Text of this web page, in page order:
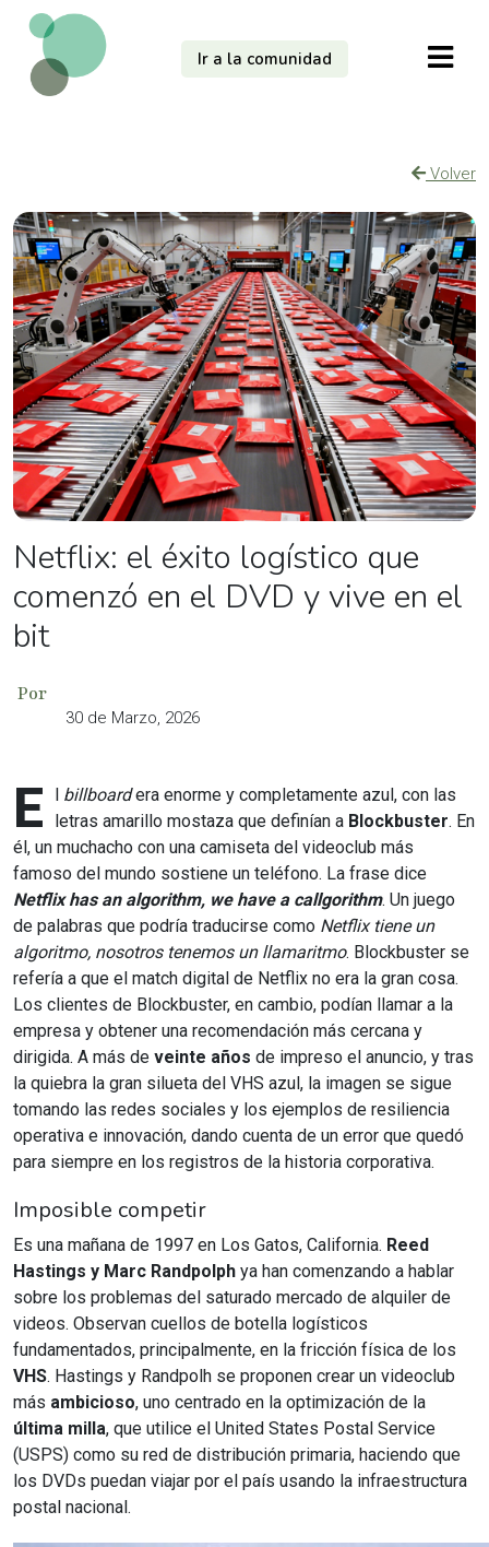
Ir a la comunidad
Volver
Netflix: el éxito logístico que
comenzó en el DVD y vive en el
bit
Por
30 de Marzo, 2026
E l billboardera enorme y completamente azul, con las
letras amarillo mostaza que definían a Blockbuster. En
él, un muchacho con una camiseta del videoclub más
famoso del mundo sostiene un teléfono. La frase dice
Netflix has an algorithm, we have a callgorithm. Un juego
de palabras que podría traducirse como Netflix tiene un
algoritmo, nosotros tenemos un llamaritmo. Blockbuster se
refería a que el match digital de Netflix no era la gran cosa.
Los clientes de Blockbuster, en cambio, podían llamar a la
empresa y obtener una recomendación más cercana y
dirigida. A más de veinte años de impreso el anuncio, y tras
la quiebra la gran silueta del VHS azul, la imagen se sigue
tomando las redes sociales y los ejemplos de resiliencia
operativa e innovación, dando cuenta de un error que quedó
para siempre en los registros de la historia corporativa.
Imposible competir
Es una mañana de 1997 en Los Gatos, California. Reed
Hastings y Marc Randpolph ya han comenzando a hablar
sobre los problemas del saturado mercado de alquiler de
videos. Observan cuellos de botella logísticos
fundamentados, principalmente, en la fricción física de los
VHS. Hastings y Randpolh se proponen crear un videoclub
más ambicioso, uno centrado en la optimización de la
última milla, que utilice el United States Postal Service
(USPS) como su red de distribución primaria, haciendo que
los DVDs puedan viajar por el país usando la infraestructura
postal nacional.